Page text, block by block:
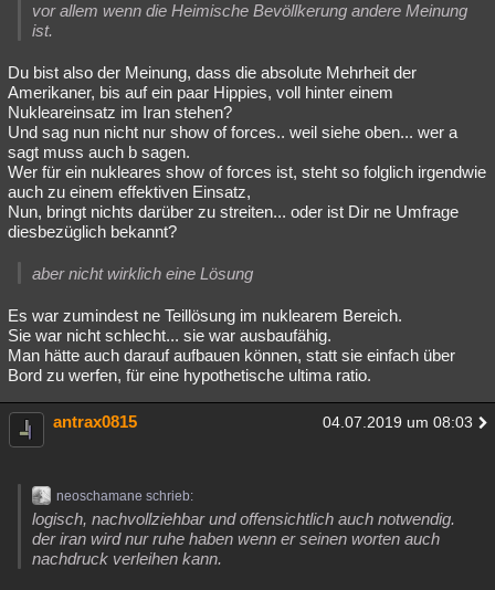
vor allem wenn die Heimische Bevöllkerung andere Meinung
ist.
Du bist also der Meinung, dass die absolute Mehrheit der
Amerikaner, bis auf ein paar Hippies, voll hinter einem
Nukleareinsatz im Iran stehen?
Und sag nun nicht nur show of forces.. weil siehe oben... wer a
sagt muss auch b sagen.
Wer für ein nukleares show of forces ist, steht so folglich irgendwie
auch zu einem effektiven Einsatz,
Nun, bringt nichts darüber zu streiten... oder ist Dir ne Umfrage
diesbezüglich bekannt?
aber nicht wirklich eine Lösung
Es war zumindest ne Teillösung im nuklearem Bereich.
Sie war nicht schlecht... sie war ausbaufähig.
Man hätte auch darauf aufbauen können, statt sie einfach über
Bord zu werfen, für eine hypothetische ultima ratio.
antrax0815 04.07.2019 um 08:03
neoschamane schrieb:
logisch, nachvollziehbar und offensichtlich auch notwendig.
der iran wird nur ruhe haben wenn er seinen worten auch
nachdruck verleihen kann.